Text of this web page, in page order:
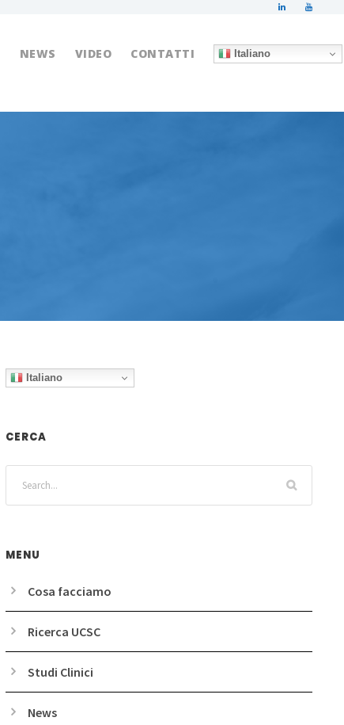
NEWS VIDEO CONTATTI Italiano
Italiano
CERCA
MENU
Cosa facciamo
Ricerca UCSC
Studi Clinici
News